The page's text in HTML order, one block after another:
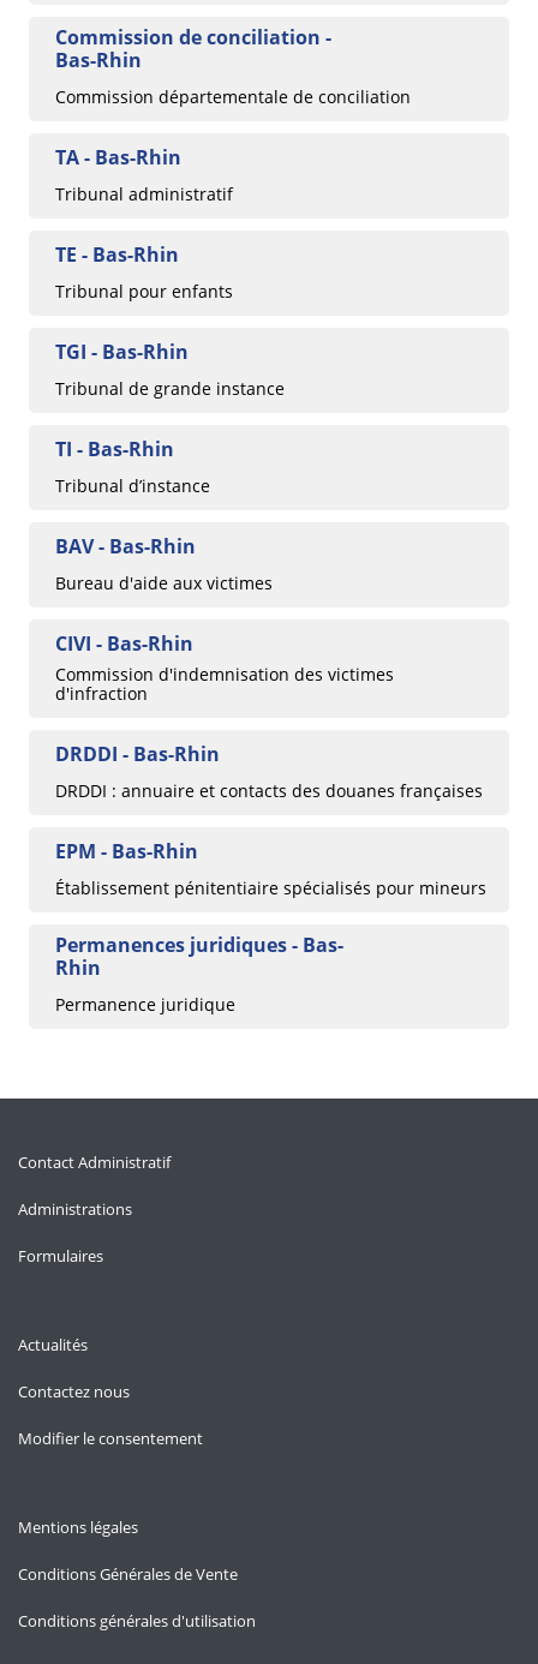
Commission de conciliation -
Bas-Rhin
Commission départementale de conciliation
TA - Bas-Rhin
Tribunal administratif
TE - Bas-Rhin
Tribunal pour enfants
TGI - Bas-Rhin
Tribunal de grande instance
TI - Bas-Rhin
Tribunal d’instance
BAV - Bas-Rhin
Bureau d'aide aux victimes
CIVI - Bas-Rhin
Commission d'indemnisation des victimes
d'infraction
DRDDI - Bas-Rhin
DRDDI : annuaire et contacts des douanes françaises
EPM - Bas-Rhin
Établissement pénitentiaire spécialisés pour mineurs
Permanences juridiques - Bas-
Rhin
Permanence juridique
Contact Administratif
Administrations
Formulaires
Actualités
Contactez nous
Modifier le consentement
Mentions légales
Conditions Générales de Vente
Conditions générales d'utilisation